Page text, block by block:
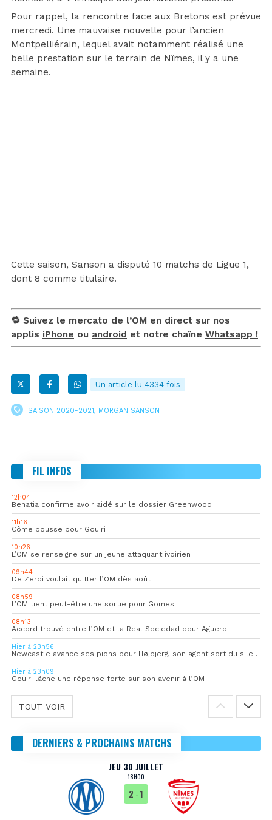
Pour rappel, la rencontre face aux Bretons est prévue
mercredi. Une mauvaise nouvelle pour l’ancien
Montpelliérain, lequel avait notamment réalisé une
belle prestation sur le terrain de Nîmes, il y a une
semaine.
Cette saison, Sanson a disputé 10 matchs de Ligue 1,
dont 8 comme titulaire.
🔁 Suivez le mercato de l’OM en direct sur nos
applis iPhone ou android et notre chaîne Whatsapp !
Un article lu 4334 fois
SAISON 2020-2021, MORGAN SANSON
FIL INFOS
12h04
Benatia confirme avoir aidé sur le dossier Greenwood
11h16
Côme pousse pour Gouiri
10h26
L’OM se renseigne sur un jeune attaquant ivoirien
09h44
De Zerbi voulait quitter l’OM dès août
08h59
L’OM tient peut-être une sortie pour Gomes
08h13
Accord trouvé entre l’OM et la Real Sociedad pour Aguerd
Hier à 23h56
Newcastle avance ses pions pour Højbjerg, son agent sort du silence
Hier à 23h09
Gouiri lâche une réponse forte sur son avenir à l’OM
TOUT VOIR
DERNIERS & PROCHAINS MATCHS
JEU 30 JUILLET
18H00
2 - 1